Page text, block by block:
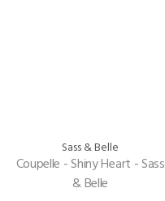
Sass & Belle
Coupelle - Shiny Heart - Sass
& Belle